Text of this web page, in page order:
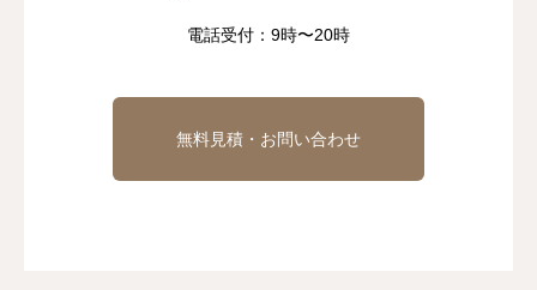
電話受付：9時〜20時
無料見積・お問い合わせ